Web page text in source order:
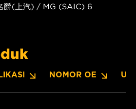
爵(上汽) / MG (SAIC) 6
NOMOR OE